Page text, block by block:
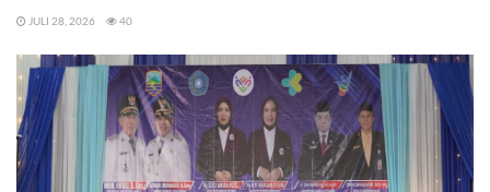
JULI 28, 2026 40